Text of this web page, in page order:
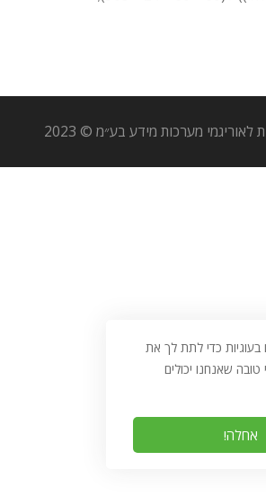
לאוריגמי מערכות מידע בע״מ © 2023
כדי לתת לך את
טובה שאנחנו יכולים
אחלה!